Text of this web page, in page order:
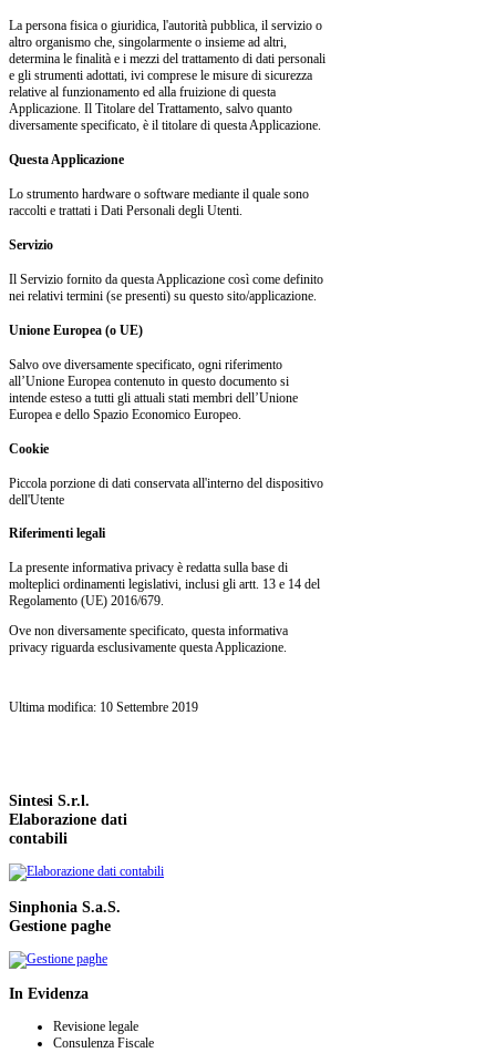
La persona fisica o giuridica, l'autorità pubblica, il servizio o
altro organismo che, singolarmente o insieme ad altri,
determina le finalità e i mezzi del trattamento di dati personali
e gli strumenti adottati, ivi comprese le misure di sicurezza
relative al funzionamento ed alla fruizione di questa
Applicazione. Il Titolare del Trattamento, salvo quanto
diversamente specificato, è il titolare di questa Applicazione.
Questa Applicazione
Lo strumento hardware o software mediante il quale sono
raccolti e trattati i Dati Personali degli Utenti.
Servizio
Il Servizio fornito da questa Applicazione così come definito
nei relativi termini (se presenti) su questo sito/applicazione.
Unione Europea (o UE)
Salvo ove diversamente specificato, ogni riferimento
all’Unione Europea contenuto in questo documento si
intende esteso a tutti gli attuali stati membri dell’Unione
Europea e dello Spazio Economico Europeo.
Cookie
Piccola porzione di dati conservata all'interno del dispositivo
dell'Utente
Riferimenti legali
La presente informativa privacy è redatta sulla base di
molteplici ordinamenti legislativi, inclusi gli artt. 13 e 14 del
Regolamento (UE) 2016/679.
Ove non diversamente specificato, questa informativa
privacy riguarda esclusivamente questa Applicazione.
Ultima modifica: 10 Settembre 2019
Sintesi S.r.l.
Elaborazione dati
contabili
Sinphonia S.a.S.
Gestione paghe
In Evidenza
Revisione legale
Consulenza Fiscale